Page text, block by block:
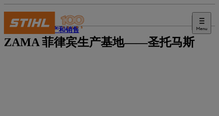
Menu
国际生产和销售
ZAMA 菲律宾生产基地——圣托马斯